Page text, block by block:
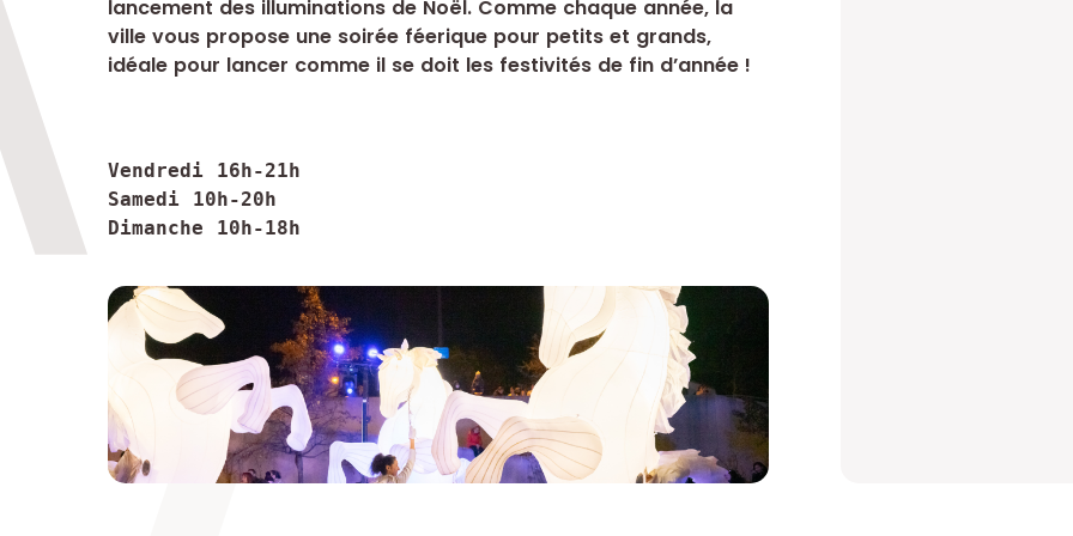
lancement des illuminations de Noël. Comme chaque année, la
ville vous propose une soirée féerique pour petits et grands,
idéale pour lancer comme il se doit les festivités de fin d’année !
Vendredi 16h-21h
Samedi 10h-20h
Dimanche 10h-18h